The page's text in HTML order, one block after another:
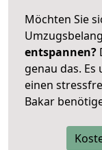
Möchten Sie
entspannen?
genau das.
einen
Bakar